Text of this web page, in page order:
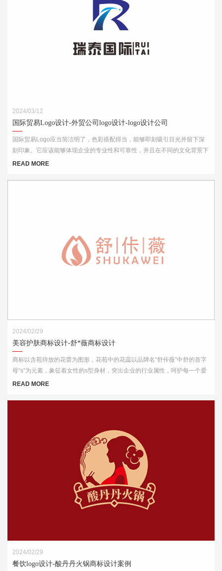
2024/03/12
国际贸易Logo设计-外贸公司logo设计-logo设计公司
国际贸易Logo应当简洁明了，色彩搭配得当，能够即刻吸引目光并留下深
刻印象。它应该能够体现企业的专业性和可靠性，并且在不同的文化背景下
都能够被理解和接受。此外，Logo的设计还需考虑到其在各种媒介上的应
READ MORE
2024/02/29
美容护肤商标设计-舒*薇商标设计
商标以含苞待放的花蕾为图形，花苞中的花蕊以品牌名“舒佧薇”中舒的首字
母“s”为元素，象征着女性的s型身材，突出企业的行业属性，呵护每一个爱
美的你。
READ MORE
2024/02/29
餐饮logo设计-酸丹丹火锅商标设计案例